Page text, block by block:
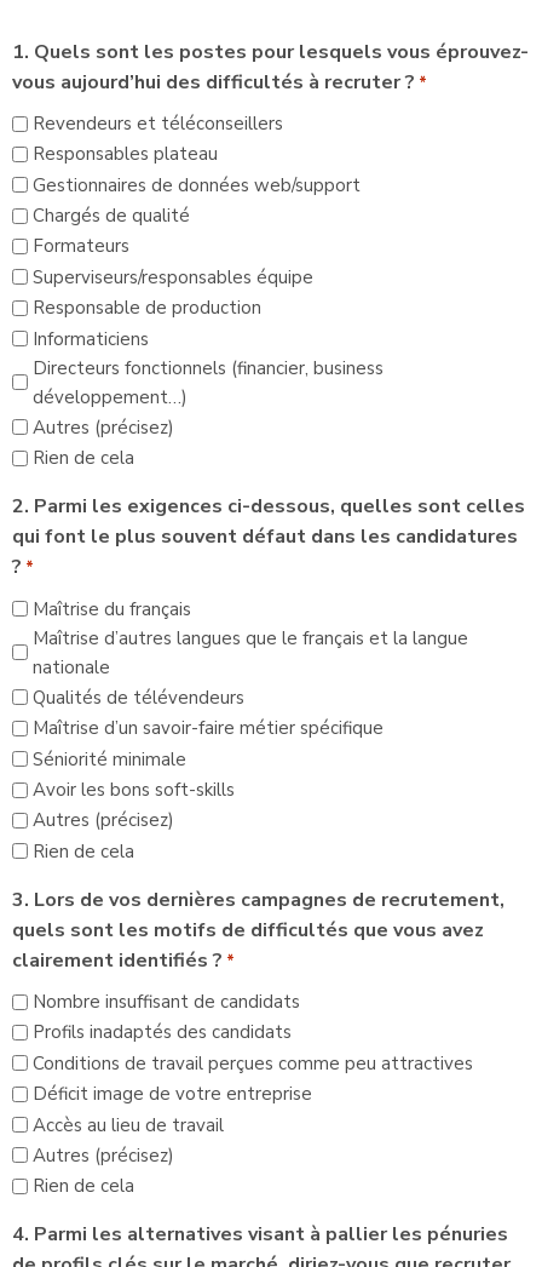
1. Quels sont les postes pour lesquels vous éprouvez-
vous aujourd’hui des difficultés à recruter ? *
Revendeurs et téléconseillers
Responsables plateau
Gestionnaires de données web/support
Chargés de qualité
Formateurs
Superviseurs/responsables équipe
Responsable de production
Informaticiens
Directeurs fonctionnels (financier, business
développement…)
Autres (précisez)
Rien de cela
2. Parmi les exigences ci-dessous, quelles sont celles
qui font le plus souvent défaut dans les candidatures
? *
Maîtrise du français
Maîtrise d’autres langues que le français et la langue
nationale
Qualités de télévendeurs
Maîtrise d’un savoir-faire métier spécifique
Séniorité minimale
Avoir les bons soft-skills
Autres (précisez)
Rien de cela
3. Lors de vos dernières campagnes de recrutement,
quels sont les motifs de difficultés que vous avez
clairement identifiés ? *
Nombre insuffisant de candidats
Profils inadaptés des candidats
Conditions de travail perçues comme peu attractives
Déficit image de votre entreprise
Accès au lieu de travail
Autres (précisez)
Rien de cela
4. Parmi les alternatives visant à pallier les pénuries